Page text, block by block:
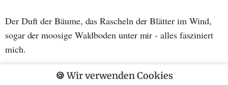
Der Duft der Bäume, das Rascheln der Blätter im Wind,
sogar der moosige Waldboden unter mir - alles fasziniert
mich.
In der Wildnis finde ich zu mir selbst zurück.
🍪 Wir verwenden Cookies